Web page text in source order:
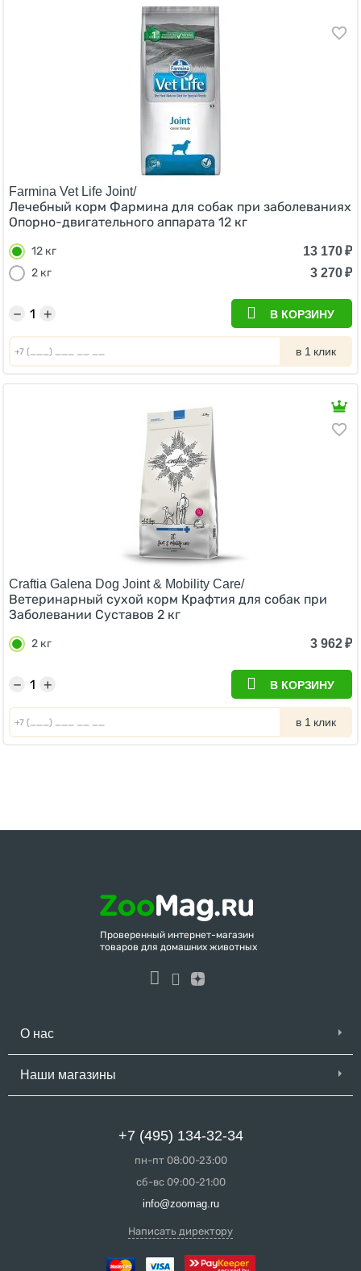
Farmina Vet Life Joint/
Лечебный корм Фармина для собак при заболеваниях
Опорно-двигательного аппарата 12 кг
12 кг 13 170₽
2 кг
3 270₽
+
− В КОРЗИНУ
в 1 клик
Craftia Galena Dog Joint & Mobility Care/
Ветеринарный сухой корм Крафтия для собак при
Заболевании Суставов 2 кг
2 кг 3 962₽
+
− В КОРЗИНУ
в 1 клик
Проверенный интернет-магазин
товаров для домашних животных
О нас
Наши магазины
+7 (495) 134-32-34
пн-пт 08:00-23:00
сб-вс 09:00-21:00
info@zoomag.ru
Написать директору